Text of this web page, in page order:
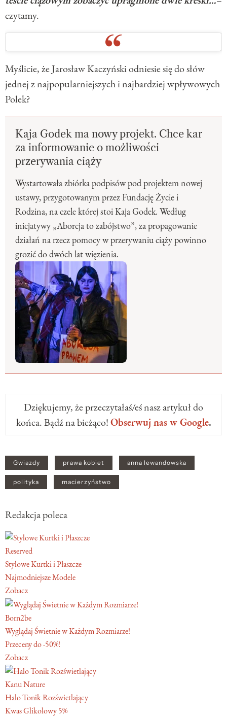
czytamy.
Myślicie, że Jarosław Kaczyński odniesie się do słów
jednej z najpopularniejszych i najbardziej wpływowych
Polek?
Kaja Godek ma nowy projekt. Chce kar
za informowanie o możliwości
przerywania ciąży
Wystartowała zbiórka podpisów pod projektem nowej
ustawy, przygotowanym przez Fundację Życie i
Rodzina, na czele której stoi Kaja Godek. Według
inicjatywy „Aborcja to zabójstwo”, za propagowanie
działań na rzecz pomocy w przerywaniu ciąży powinno
grozić do dwóch lat więzienia.
Dziękujemy, że przeczytałaś/eś nasz artykuł do
końca. Bądź na bieżąco!Obserwuj nas w Google.
Gwiazdy prawa kobiet anna lewandowska
polityka macierzyństwo
Redakcja poleca
Reserved
Stylowe Kurtki i Płaszcze
Najmodniejsze Modele
Zobacz
Born2be
Wyglądaj Świetnie w Każdym Rozmiarze!
Przeceny do -50%!
Zobacz
Kanu Nature
Halo Tonik Rozświetlający
Kwas Glikolowy 5%